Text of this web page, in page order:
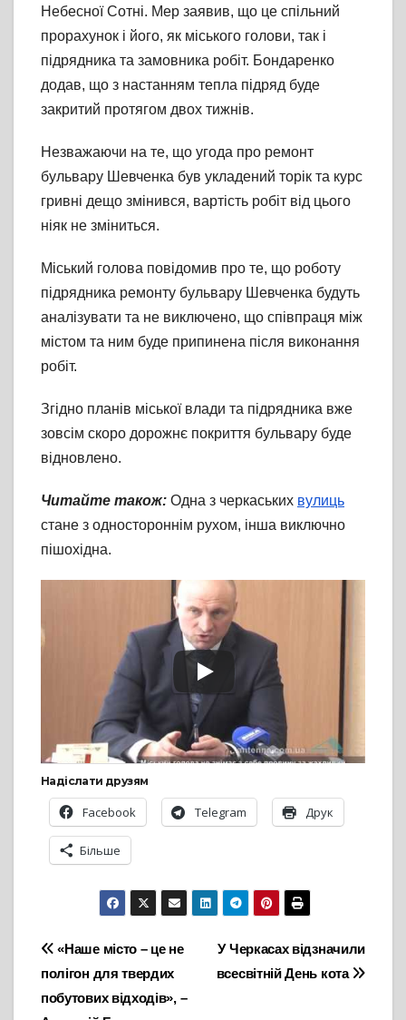
Небесної Сотні. Мер заявив, що це спільний
прорахунок і його, як міського голови, так і
підрядника та замовника робіт. Бондаренко
додав, що з настанням тепла підряд буде
закритий протягом двох тижнів.
Незважаючи на те, що угода про ремонт
бульвару Шевченка був укладений торік та курс
гривні дещо змінився, вартість робіт від цього
ніяк не зміниться.
Міський голова повідомив про те, що роботу
підрядника ремонту бульвару Шевченка будуть
аналізувати та не виключено, що співпраця між
містом та ним буде припинена після виконання
робіт.
Згідно планів міської влади та підрядника вже
зовсім скоро дорожнє покриття бульвару буде
відновлено.
Читайте також: Одна з черкаських вулиць
стане з одностороннім рухом, інша виключно
пішохідна.
Надіслати друзям
Facebook Telegram Друк
Більше
Навігація
записів
У Черкасах відзначили
всесвітній День кота
«Наше місто – це не
полігон для твердих
побутових відходів», –